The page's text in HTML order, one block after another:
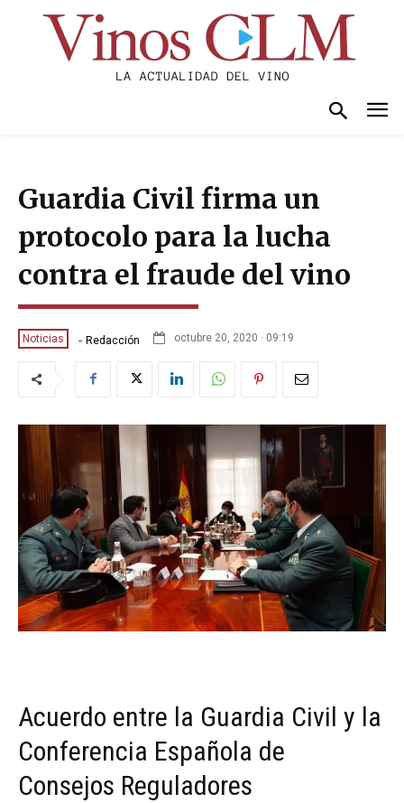
Guardia Civil firma un
protocolo para la lucha
contra el fraude del vino
Noticias - Redacción octubre 20, 2020 · 09:19
Acuerdo entre la Guardia Civil y la
Conferencia Española de
Consejos Reguladores